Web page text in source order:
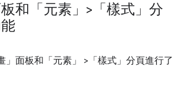
板和「元素」>「樣式」分
面板和「元素」 >「樣式」 分頁進行了